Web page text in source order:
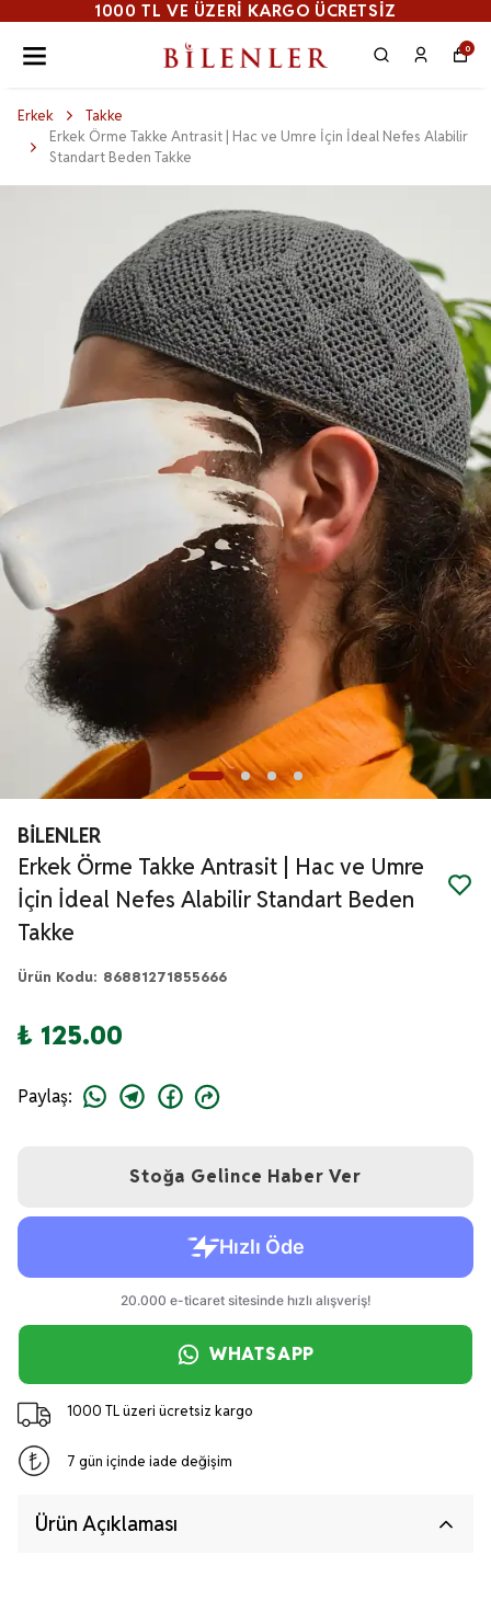
1000 TL VE ÜZERI KARGO ÜCRETSİZ
0
Erkek
Takke
Erkek Örme Takke Antrasit | Hac ve Umre İçin İdeal Nefes Alabilir
Standart Beden Takke
BİLENLER
Erkek Örme Takke Antrasit | Hac ve Umre
İçin İdeal Nefes Alabilir Standart Beden
Takke
Ürün Kodu: 86881271855666
₺ 125.00
Paylaş:
Stoğa Gelince Haber Ver
WHATSAPP
1000 TL üzeri ücretsiz kargo
7 gün içinde iade değişim
Ürün Açıklaması